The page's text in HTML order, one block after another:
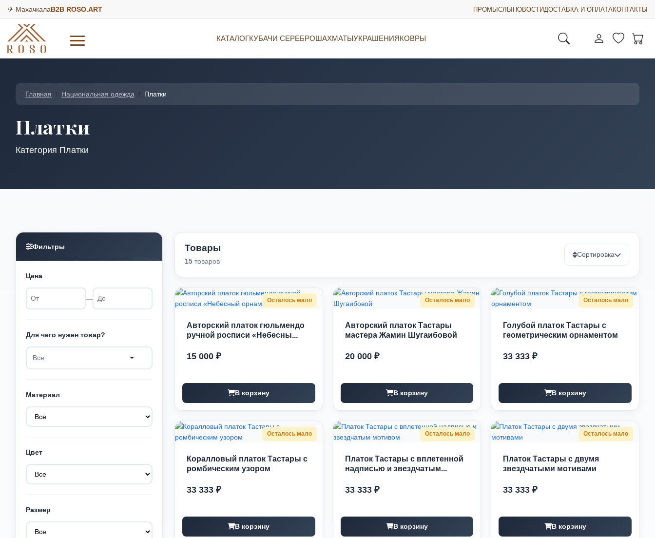
МахачкалаB2B ROSO.ART ПРОМЫСЛЫ НОВОСТИДОСТАВКА И ОПЛАТАКОНТАКТЫ
КАТАЛОГКУБАЧИ СЕРЕБРОШАХМАТЫУКРАШЕНИЯКОВРЫ
Главная Национальная одежда Платки
Платки
Категория Платки
Фильтры
Цена
—
Для чего нужен товар?
Все
Материал
Цвет
Размер
Товары
15 товаров
Сортировка
Осталось мало
Авторский платок гюльмендо
ручной росписи «Небесны...
15 000 ₽
В корзину
Осталось мало
Авторский платок Тастары
мастера Жамин Шугаибовой
20 000 ₽
В корзину
Осталось мало
Голубой платок Тастары с
геометрическим орнаментом
33 333 ₽
В корзину
Осталось мало
Коралловый платок Тастары с
ромбическим узором
33 333 ₽
В корзину
Осталось мало
Платок Тастары с вплетенной
надписью и звездчатым...
33 333 ₽
В корзину
Осталось мало
Платок Тастары с двумя
звездчатыми мотивами
33 333 ₽
В корзину